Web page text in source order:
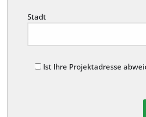
Stadt
Ist Ihre Projektadresse